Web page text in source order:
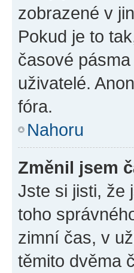
zobrazené v
Pokud je to
časové
uživatelé.
fóra.
Nahoru
Změnil jsem
Jste si jisti, že
toho
zimní čas, v
těmito dvěma